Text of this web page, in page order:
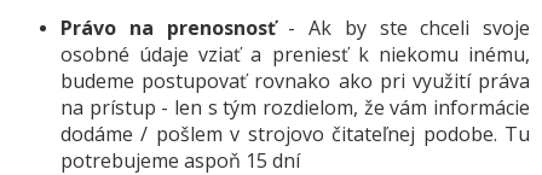
Právo na prenosnosť- Ak by ste chceli svoje
osobné údaje vziať a preniesť k niekomu inému,
budeme postupovať rovnako ako pri využití práva
na prístup - len s tým rozdielom, že vám informácie
dodáme / pošlem v strojovo čitateľnej podobe. Tu
potrebujeme aspoň 15 dní